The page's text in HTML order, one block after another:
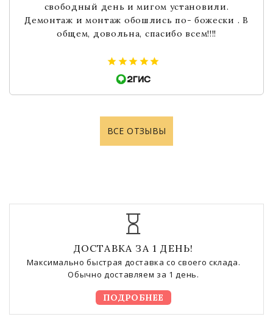
свободный день и мигом установили.
Демонтаж и монтаж обошлись по- божески . В
общем, довольна, спасибо всем!!!!
ВСЕ ОТЗЫВЫ
ДОСТАВКА ЗА 1 ДЕНЬ!
Максимально быстрая доставка со своего склада.
Обычно доставляем за 1 день.
ПОДРОБНЕЕ